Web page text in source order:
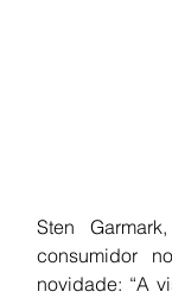
Sten
consumidor
novidade: “A